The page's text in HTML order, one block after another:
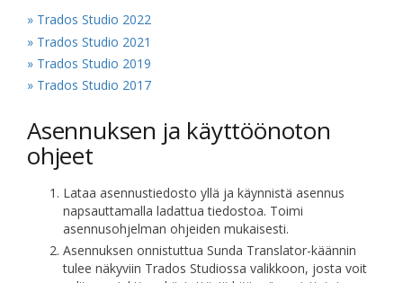
» Trados Studio 2022
» Trados Studio 2021
» Trados Studio 2019
» Trados Studio 2017
Asennuksen ja käyttöönoton
ohjeet
Lataa asennustiedosto yllä ja käynnistä asennus
napsauttamalla ladattua tiedostoa. Toimi
asennusohjelman ohjeiden mukaisesti.
Asennuksen onnistuttua Sunda Translator-käännin
tulee näkyviin Trados Studiossa valikkoon, josta voit